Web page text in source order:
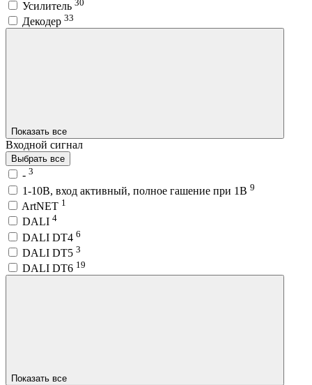
Усилитель 30
Декодер 33
Показать все
Входной сигнал
Выбрать все
- 3
1-10В, вход активный, полное гашение при 1В 9
ArtNET 1
DALI 4
DALI DT4 6
DALI DT5 3
DALI DT6 19
Показать все